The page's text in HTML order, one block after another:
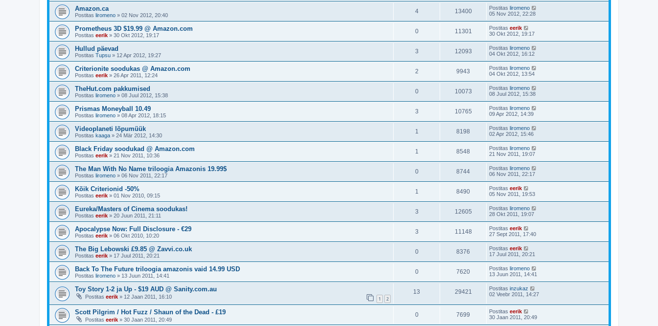
Amazon.ca
Postitas liromeno » 02 Nov 2012, 20:40
4 13400 Postitas liromeno
05 Nov 2012, 22:28
Prometheus 3D $19.99 @ Amazon.com
Postitas eerik » 30 Okt 2012, 19:17
0 11301 Postitas eerik
30 Okt 2012, 19:17
Hullud päevad
Postitas Tupsu » 12 Apr 2012, 19:27
3 12093 Postitas liromeno
04 Okt 2012, 16:12
Criterionite soodukas @ Amazon.com
Postitas eerik » 26 Apr 2011, 12:24
2 9943 Postitas liromeno
04 Okt 2012, 13:54
TheHut.com pakkumised
Postitas liromeno » 08 Juul 2012, 15:38
0 10073 Postitas liromeno
08 Juul 2012, 15:38
Prismas Moneyball 10.49
Postitas liromeno » 08 Apr 2012, 18:15
3 10765 Postitas liromeno
09 Apr 2012, 14:39
Videoplaneti lõpumüük
Postitas kaaga » 24 Mär 2012, 14:30
1 8198 Postitas liromeno
02 Apr 2012, 15:46
Black Friday soodukad @ Amazon.com
Postitas eerik » 21 Nov 2011, 10:36
1 8548 Postitas liromeno
21 Nov 2011, 19:07
The Man With No Name triloogia Amazonis 19.99$
Postitas liromeno » 06 Nov 2011, 22:17
0 8744 Postitas liromeno
06 Nov 2011, 22:17
Kõik Criterionid -50%
Postitas eerik » 01 Nov 2010, 09:15
1 8490 Postitas eerik
05 Nov 2011, 19:53
Eureka/Masters of Cinema soodukas!
Postitas eerik » 20 Juun 2011, 21:11
3 12605 Postitas liromeno
28 Okt 2011, 19:07
Apocalypse Now: Full Disclosure - €29
Postitas eerik » 06 Okt 2010, 10:20
3 11148 Postitas eerik
27 Sept 2011, 17:40
The Big Lebowski £9.85 @ Zavvi.co.uk
Postitas eerik » 17 Juul 2011, 20:21
0 8376 Postitas eerik
17 Juul 2011, 20:21
Back To The Future triloogia amazonis vaid 14.99 USD
Postitas liromeno » 13 Juun 2011, 14:41
0 7620 Postitas liromeno
13 Juun 2011, 14:41
Toy Story 1-2 ja Up - $19 AUD @ Sanity.com.au
Postitas eerik » 12 Jaan 2011, 16:10 1 2
13 29421 Postitas inzukaz
02 Veebr 2011, 14:27
Scott Pilgrim / Hot Fuzz / Shaun of the Dead - £19
Postitas eerik » 30 Jaan 2011, 20:49
0 7699 Postitas eerik
30 Jaan 2011, 20:49